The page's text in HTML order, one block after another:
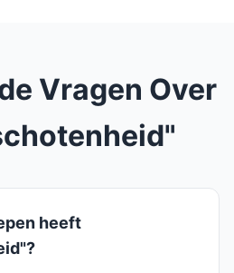
Vragen Over
heeft